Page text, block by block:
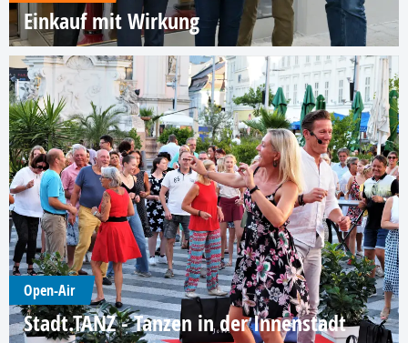
Einkauf mit Wirkung
Open-Air
Stadt.TANZ - Tanzen in der Innenstadt